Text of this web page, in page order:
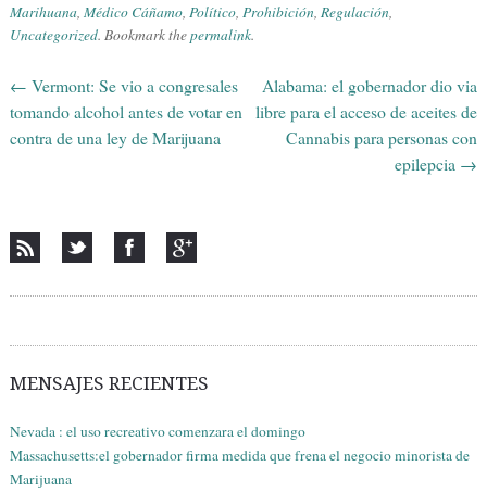
Marihuana Médico Cáñamo Político Prohibición Regulación
Uncategorized. Bookmark thepermalink.
Post navigation
← Vermont: Se vio a congresales
tomando alcohol antes de votar en
contra de una ley de Marijuana
Alabama: el gobernador dio via
libre para el acceso de aceites de
Cannabis para personas con
epilepcia →
MENSAJES RECIENTES
Nevada : el uso recreativo comenzara el domingo
Massachusetts:el gobernador firma medida que frena el negocio minorista de
Marijuana